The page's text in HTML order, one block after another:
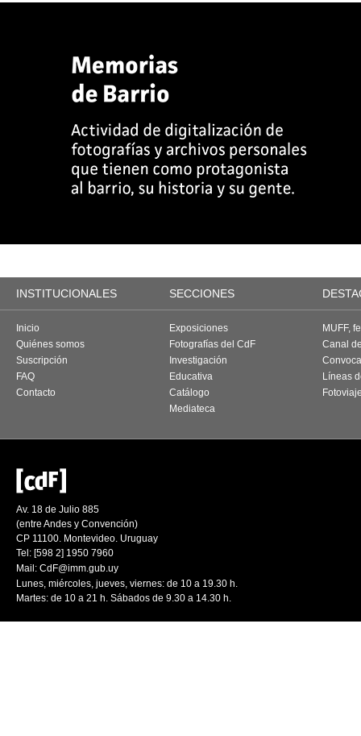
INSTITUCIONALES SECCIONES
Inicio
Quiénes somos
Suscripción
FAQ
Contacto
Exposiciones
Fotografías del CdF
Investigación
Educativa
Catálogo
Mediateca
MUFF,
Canal
Líneas
Av. 18 de Julio 885
(entre Andes y Convención)
CP 11100. Montevideo. Uruguay
Tel: [598 2] 1950 7960
Mail: CdF@imm.gub.uy
Lunes, miércoles, jueves, viernes: de 10 a 19.30 h.
Martes: de 10 a 21 h. Sábados de 9.30 a 14.30 h.